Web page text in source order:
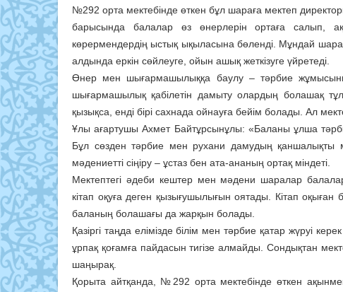
№292 орта мектебінде өткен бұл шараға мектеп
барысында балалар өз өнерлерін ортаға салып,
көрермендердің ыстық ықыласына бөленді. Мұндай
алдында еркін сөйлеуге, ойын ашық жеткізуге үйретеді.
Өнер мен шығармашылыққа баулу – тәрбие
шығармашылық қабілетін дамыту олардың болашақ
қызықса, енді бірі сахнада ойнауға бейім болады. Ал
Ұлы ағартушы Ахмет Байтұрсынұлы: «Баланы ұлша
Бұл сөзден тәрбие мен рухани дамудың қаншалықты
мәдениетті сіңіру – ұстаз бен ата-ананың ортақ міндеті.
Мектептегі әдеби кештер мен мәдени шаралар
кітап оқуға деген қызығушылығын оятады. Кітап
баланың болашағы да жарқын болады.
Қазіргі таңда елімізде білім мен тәрбие қатар жүруі
ұрпақ қоғамға пайдасын тигізе алмайды. Сондықтан
шаңырақ.
Қорыта айтқанда, №292 орта мектебінде өткен